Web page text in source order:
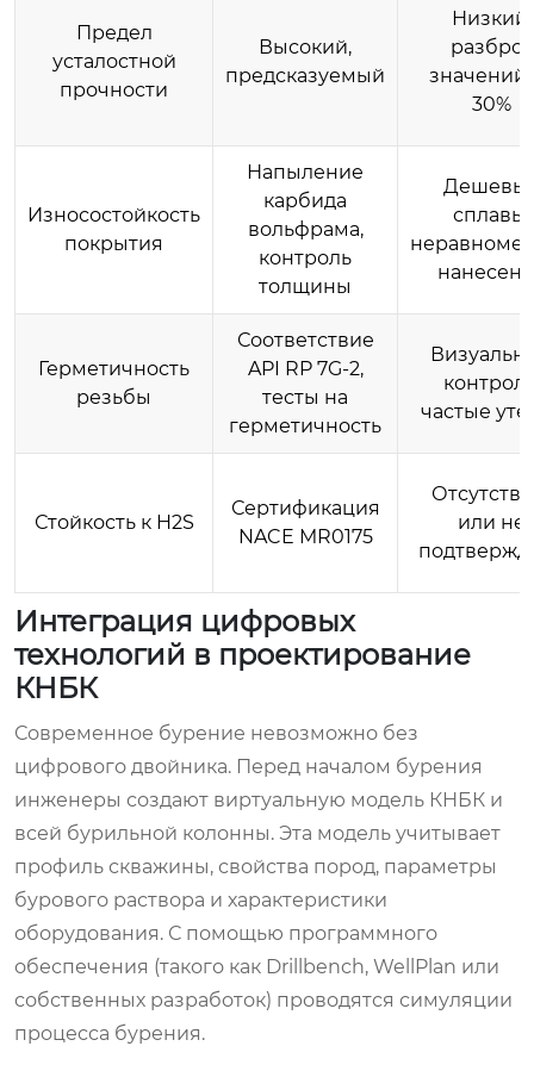
Предел
усталостной
прочности
Высокий,
предсказуемый
Низкий,
разброс
значений
30%
Износостойкость
покрытия
Напыление
карбида
вольфрама,
контроль
толщины
сплавы,
Герметичность
резьбы
Соответствие
API RP 7G-2,
тесты на
герметичность
частые
Стойкость к H2S
Сертификация
NACE MR0175
или не
Интеграция цифровых
технологий в проектирование
КНБК
Современное бурение невозможно без
цифрового двойника. Перед началом бурения
инженеры создают виртуальную модель КНБК и
всей бурильной колонны. Эта модель учитывает
профиль скважины, свойства пород, параметры
бурового раствора и характеристики
оборудования. С помощью программного
обеспечения (такого как Drillbench, WellPlan или
собственных разработок) проводятся симуляции
процесса бурения.